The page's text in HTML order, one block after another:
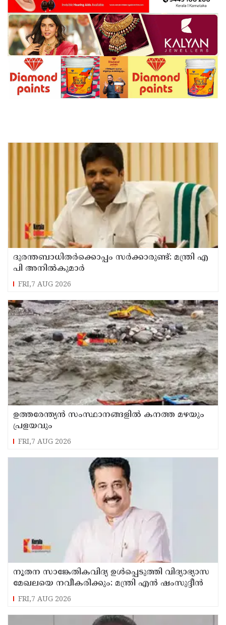
ദുരന്തബാധിതര്‍ക്കൊപ്പം സര്‍ക്കാരുണ്ട്: മന്ത്രി എ
പി അനില്‍കുമാര്‍
FRI,7 AUG 2026
ഉത്തരേന്ത്യൻ സംസ്ഥാനങ്ങളിൽ കനത്ത മഴയും
പ്രളയവും
FRI,7 AUG 2026
നൂതന സാങ്കേതികവിദ്യ ഉള്‍പ്പെടുത്തി വിദ്യാഭ്യാസ
മേഖലയെ നവീകരിക്കും: മന്ത്രി എന്‍ ഷംസുദ്ദീന്‍
FRI,7 AUG 2026